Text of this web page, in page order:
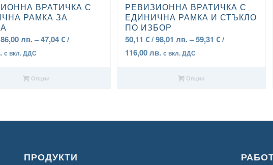
ВРАТИЧКА С
РАМКА ЗА
лв.– 47,04€/
Price
43,97 €
с вкл. ДДС
Опции
РЕВИЗИОННА ВРАТИЧКА С
ЕДИНИЧНА РАМКА И СТЪКЛО
ПО ИЗБОР
50,11€/ 98,01 лв.–59,31€/
116,00 лв.Price
50,11 €
с вкл. ДДС
Опции
ПРОДУКТИ